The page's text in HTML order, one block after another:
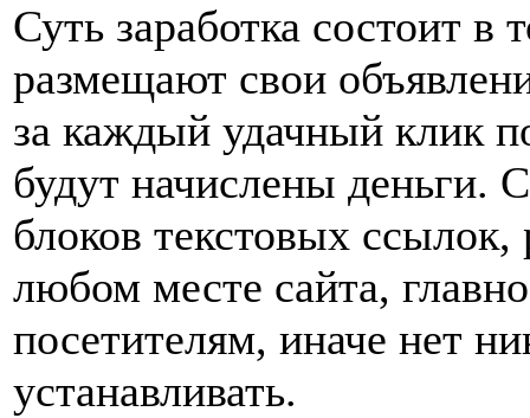
Суть заработка состоит в
размещают свои
за каждый удачный клик
будут начислены деньги.
блоков текстовых
любом месте сайта,
посетителям, иначе нет
устанавливать.